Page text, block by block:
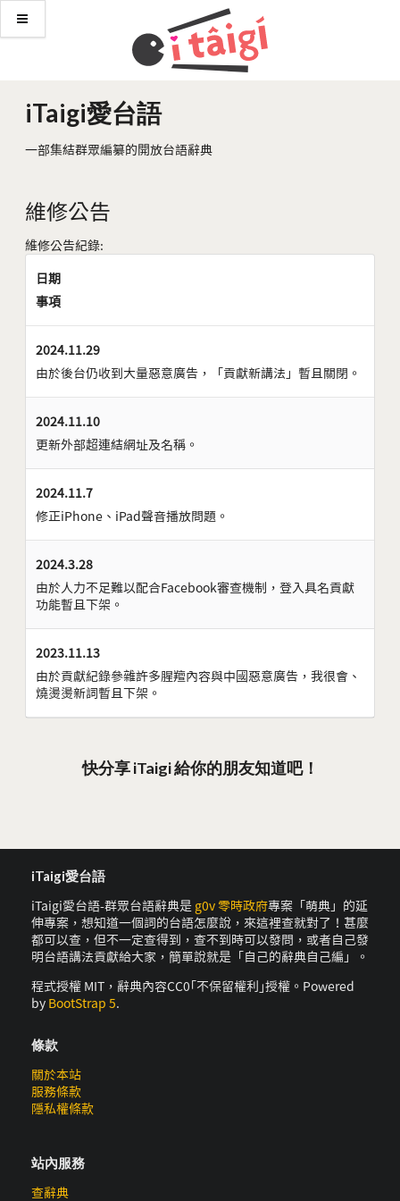
iTaigi愛台語
一部集結群眾編纂的開放台語辭典
維修公告
維修公告紀錄:
日期
事項
2024.11.29
由於後台仍收到大量惡意廣告，「貢獻新講法」暫且關閉。
2024.11.10
更新外部超連結網址及名稱。
2024.11.7
修正iPhone、iPad聲音播放問題。
2024.3.28
由於人力不足難以配合Facebook審查機制，登入具名貢獻
功能暫且下架。
2023.11.13
由於貢獻紀錄參雜許多腥羶內容與中國惡意廣告，我很會、
燒燙燙新詞暫且下架。
快分享 iTaigi 給你的朋友知道吧！
iTaigi愛台語
iTaigi愛台語-群眾台語辭典是 g0v 零時政府專案「萌典」的延
伸專案，想知道一個詞的台語怎麼說，來這裡查就對了！甚麼
都可以查，但不一定查得到，查不到時可以發問，或者自己發
明台語講法貢獻給大家，簡單說就是「自己的辭典自己編」。
程式授權 MIT，辭典內容CC0｢不保留權利｣授權。Powered
by BootStrap 5.
條款
關於本站
服務條款
隱私權條款
站內服務
查辭典